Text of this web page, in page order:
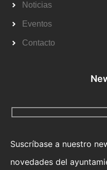
Noticias
Eventos
Contacto
Suscríbase a nuestro
novedades del